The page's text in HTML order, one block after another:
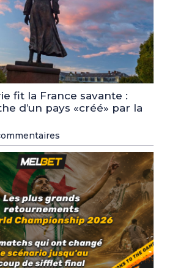
fit la France savante :
d’un pays «créé» par la